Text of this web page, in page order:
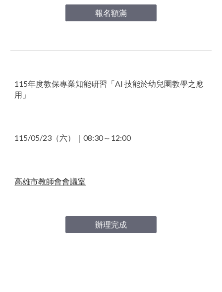
報名額滿
115年度教保專業知能研習「AI 技能於幼兒園教學之應
用 」
115/05/23 （六）｜08:30～12:00
高雄市教師會會議室
辦理完成